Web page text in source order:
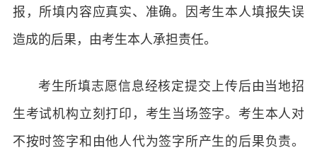
报，所填内容应真实、准确。因考生本人填报失误
造成的后果，由考生本人承担责任。
考生所填志愿信息经核定提交上传后由当地招
生考试机构立刻打印，考生当场签字。考生本人对
不按时签字和由他人代为签字所产生的后果负责。